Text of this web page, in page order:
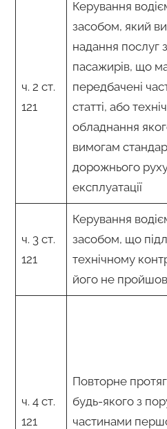
ч. 2 ст.
121
Керування
засобом, який
надання послуг
пасажирів, що
передбачені
статті, або
обладнання
вимогам
дорожнього руху
експлуатації
ч. 3 ст.
121
Керування
засобом, що
технічному
його не пройшов
ч. 4 ст.
121
Повторне
будь-якого з
частинами